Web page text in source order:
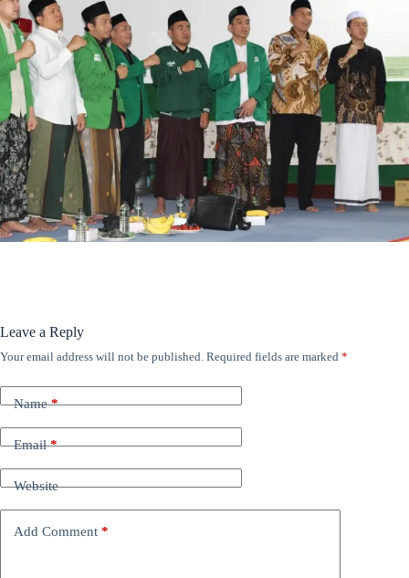
Leave a Reply
Your email address will not be published. Required fields are marked *
Name*
Email*
Website
Add Comment *